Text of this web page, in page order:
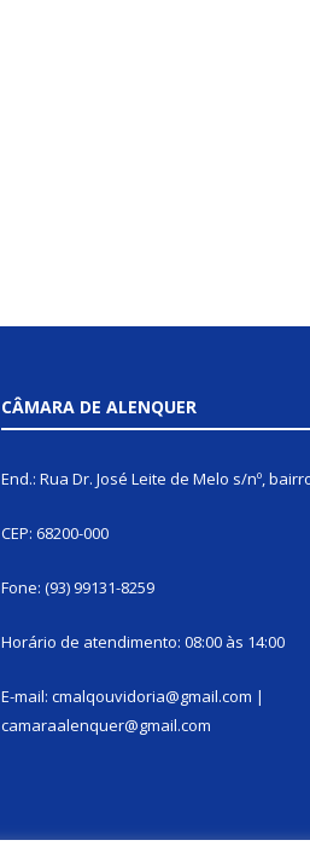
CÂMARA DE ALENQUER
End.: Rua Dr. José Leite de Melo s/nº,
CEP: 68200-000
Fone: (93) 99131-8259
Horário de atendimento: 08:00 às 14:00
E-mail: cmalqouvidoria@gmail.com |
camaraalenquer@gmail.com